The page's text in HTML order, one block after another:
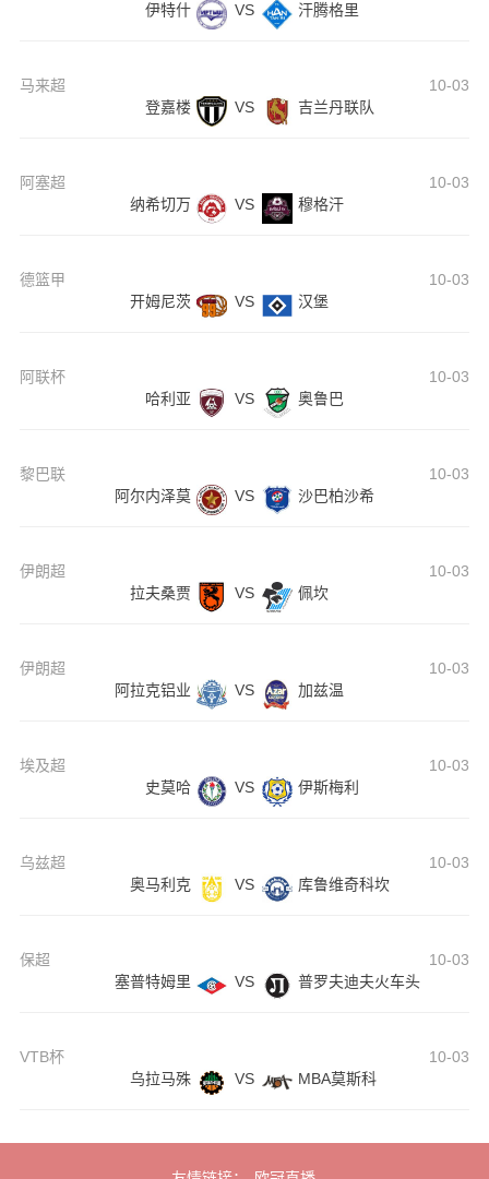
伊特什
VS 汗腾格里
马来超
10-03
登嘉楼
VS 吉兰丹联队
阿塞超
10-03
纳希切万
VS 穆格汗
德篮甲
10-03
开姆尼茨
VS 汉堡
阿联杯
10-03
哈利亚
VS 奥鲁巴
黎巴联
10-03
阿尔内泽莫
VS 沙巴柏沙希
伊朗超
10-03
拉夫桑贾
VS 佩坎
伊朗超
10-03
阿拉克铝业
VS 加兹温
埃及超
10-03
史莫哈
VS 伊斯梅利
乌兹超
10-03
奥马利克
VS 库鲁维奇科坎
保超
10-03
塞普特姆里
VS 普罗夫迪夫火车头
VTB杯
10-03
乌拉马殊
VS MBA莫斯科